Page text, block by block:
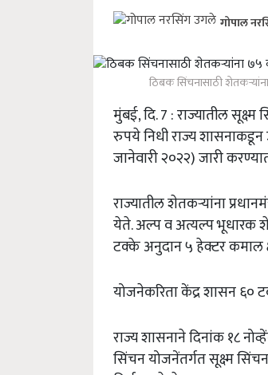
गोपाल
ठिबक सिंचनासाठी
मुंबई, दि. 7 : राज्यातील
रुपये निधी राज्य
जानेवारी २०२२) जारी
राज्यातील शेतकऱ्यांना
येते. अल्प व अत्यल्प भूधारक
टक्के अनुदान ५ हेक्टर कमाल
योजनेकरिता केंद्र शासन ६०
राज्य शासनाने दिनांक १८
सिंचन योजनेंतर्गत सूक्ष्म